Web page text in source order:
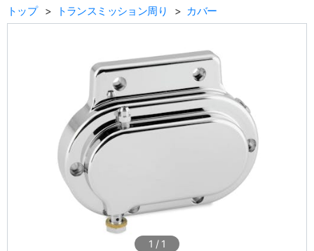
トップ
トランスミッション周り カバー
1 / 1